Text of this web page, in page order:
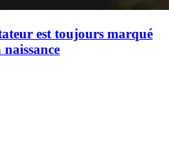
est toujours marqué